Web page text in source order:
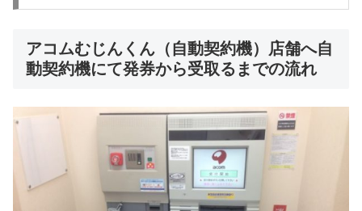
アコムむじんくん（自動契約機）店舗へ自
動契約機にて発券から受取るまでの流れ